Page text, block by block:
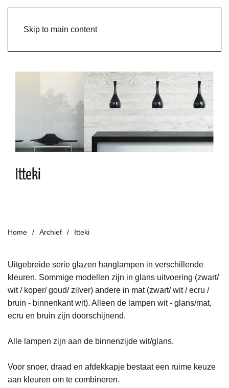
Skip to main content
Itteki
Home Archief Itteki
Uitgebreide serie glazen hanglampen in verschillende
kleuren. Sommige modellen zijn in glans uitvoering (zwart/
wit / koper/ goud/ zilver) andere in mat (zwart/ wit / ecru /
bruin - binnenkant wit). Alleen de lampen wit - glans/mat,
ecru en bruin zijn doorschijnend.
Alle lampen zijn aan de binnenzijde wit/glans.
Voor snoer, draad en afdekkapje bestaat een ruime keuze
aan kleuren om te combineren.